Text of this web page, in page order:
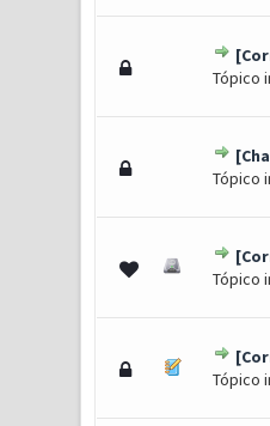
Tópico
Tópico
Tópico
Tópico